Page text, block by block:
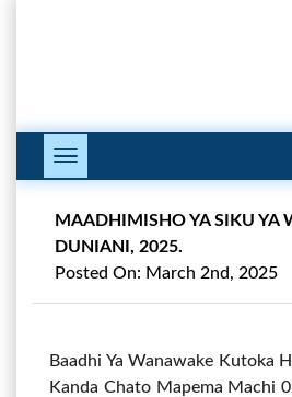
Toggle
Navigation
MAADHIMISHO YA SIKU YA
DUNIANI, 2025.
Posted On: March 2nd, 2025
Baadhi Ya Wanawake Kutoka
Kanda Chato Mapema Machi